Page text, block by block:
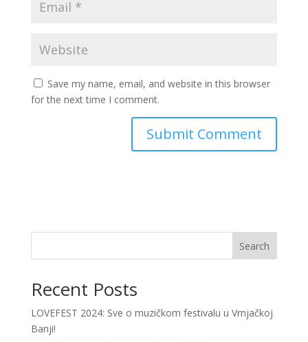
Save my name, email, and website in this browser
for the next time I comment.
Search
Recent Posts
LOVEFEST 2024: Sve o muzičkom festivalu u Vrnjačkoj
Banji!